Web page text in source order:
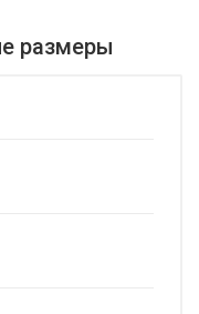
размеры